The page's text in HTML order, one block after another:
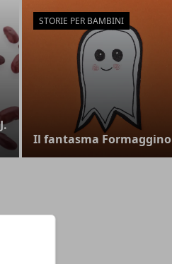
STORIE PER BAMBINI
Il fantasma Formaggino